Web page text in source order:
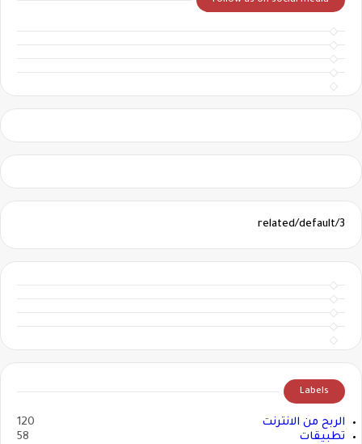
3/related/default
Labels
الربح من الانترنت
120
تطبيقات
58